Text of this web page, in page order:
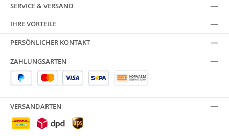
SERVICE & VERSAND
IHRE VORTEILE
PERSÖNLICHER KONTAKT
ZAHLUNGSARTEN
VERSANDARTEN